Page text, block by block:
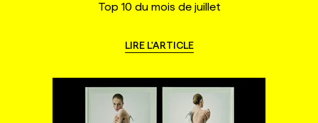
Top 10 du mois de juillet
LIRE L'ARTICLE